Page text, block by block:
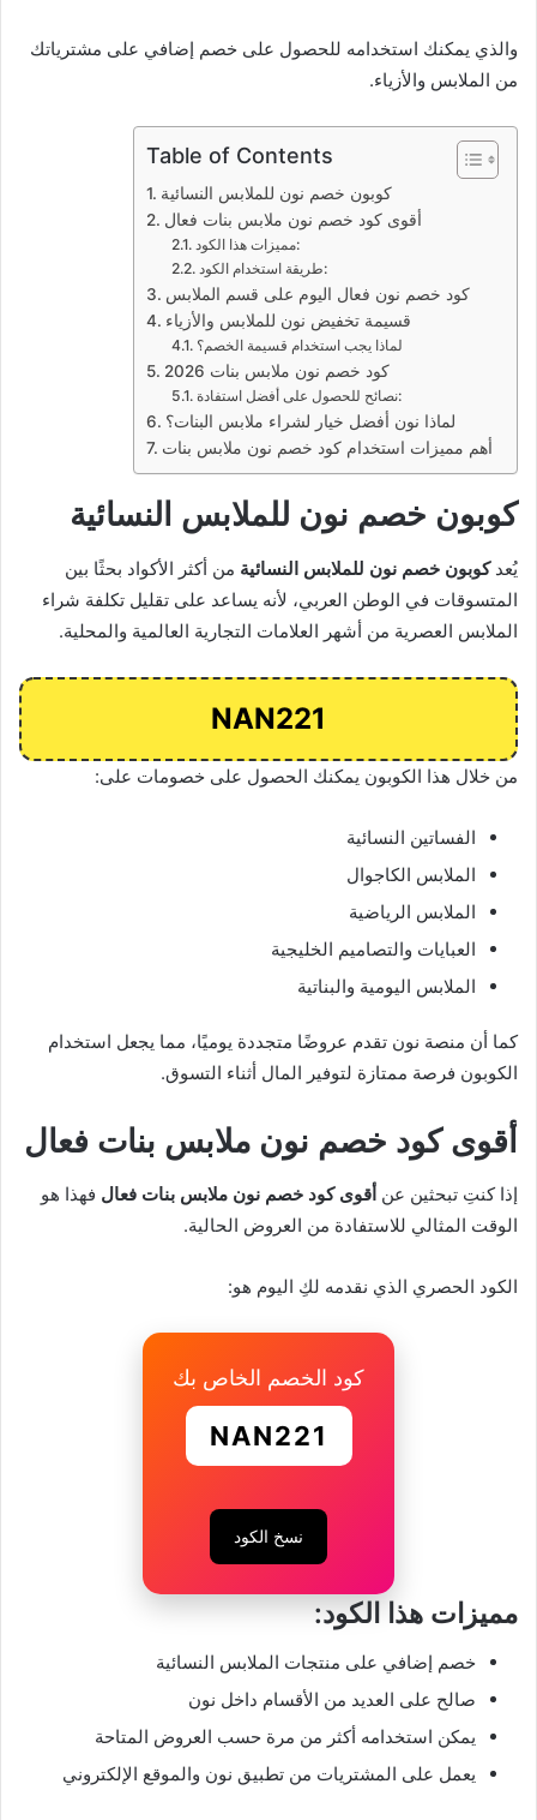
والذي يمكنك استخدامه للحصول على خصم إضافي على مشترياتك
من الملابس والأزياء.
Table of Contents
كوبون خصم نون للملابس النسائية
أقوى كود خصم نون ملابس بنات فعال
مميزات هذا الكود:
طريقة استخدام الكود:
كود خصم نون فعال اليوم على قسم الملابس
قسيمة تخفيض نون للملابس والأزياء
لماذا يجب استخدام قسيمة الخصم؟
كود خصم نون ملابس بنات 2026
نصائح للحصول على أفضل استفادة:
لماذا نون أفضل خيار لشراء ملابس البنات؟
أهم مميزات استخدام كود خصم نون ملابس بنات
كوبون خصم نون للملابس النسائية
يُعدكوبون خصم نون للملابس النسائية من أكثر الأكواد بحثًا بين
المتسوقات في الوطن العربي، لأنه يساعد على تقليل تكلفة شراء
الملابس العصرية من أشهر العلامات التجارية العالمية والمحلية.
NAN221
من خلال هذا الكوبون يمكنك الحصول على خصومات على:
الفساتين النسائية
الملابس الكاجوال
الملابس الرياضية
العبايات والتصاميم الخليجية
الملابس اليومية والبناتية
كما أن منصة نون تقدم عروضًا متجددة يوميًا، مما يجعل استخدام
الكوبون فرصة ممتازة لتوفير المال أثناء التسوق.
أقوى كود خصم نون ملابس بنات فعال
إذا كنتِ تبحثين عن أقوى كود خصم نون ملابس بنات فعال فهذا هو
الوقت المثالي للاستفادة من العروض الحالية.
الكود الحصري الذي نقدمه لكِ اليوم هو:
كود الخصم الخاص بك
NAN221
نسخ الكود
مميزات هذا الكود:
خصم إضافي على منتجات الملابس النسائية
صالح على العديد من الأقسام داخل نون
يمكن استخدامه أكثر من مرة حسب العروض المتاحة
يعمل على المشتريات من تطبيق نون والموقع الإلكتروني